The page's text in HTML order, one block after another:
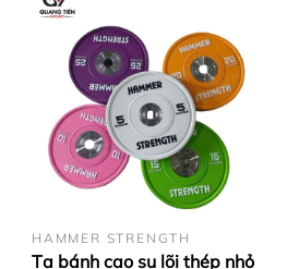
HAMMER STRENGTH
Tạ bánh cao su lõi thép nhỏ